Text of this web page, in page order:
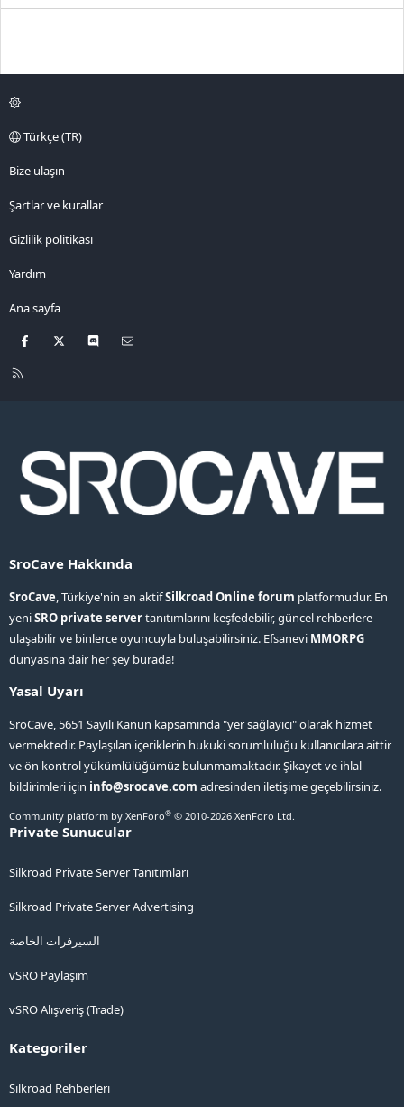
Türkçe (TR)
Bize ulaşın
Şartlar ve kurallar
Gizlilik politikası
Yardım
Ana sayfa
Facebook Discord
R
SroCave Hakkında
SroCave, Türkiye'nin en aktifSilkroad Online forum platformudur. En
yeniSRO private servertanıtımlarını keşfedebilir, güncel rehberlere
ulaşabilir ve binlerce oyuncuyla buluşabilirsiniz. Efsanevi MMORPG
dünyasına dair her şey burada!
Yasal Uyarı
SroCave, 5651 Sayılı Kanun kapsamında "yer sağlayıcı" olarak hizmet
vermektedir. Paylaşılan içeriklerin hukuki sorumluluğu kullanıcılara aittir
ve ön kontrol yükümlülüğümüz bulunmamaktadır. Şikayet ve ihlal
bildirimleri için info@srocave.com adresinden iletişime geçebilirsiniz.
Community platform by XenForo® © 2010-2026 XenForo Ltd.
Private Sunucular
Silkroad Private Server Tanıtımları
Silkroad Private Server Advertising
السيرفرات الخاصة
vSRO Paylaşım
vSRO Alışveriş (Trade)
Kategoriler
Silkroad Rehberleri